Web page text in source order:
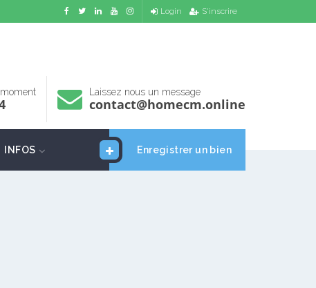
Login S'inscrire
Laissez nous un message
contact@homecm.online
Enregistrer un bien
INFOS